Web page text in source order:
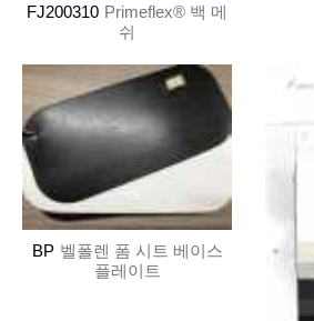
FJ200310 Primeflex® 백 메
쉬
BP 벨폴렌 폼 시트 베이스
플레이트